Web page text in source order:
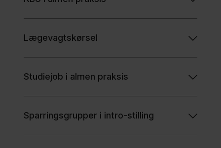
Lægevagtskørsel
Studiejob i almen praksis
Sparringsgrupper i intro-stilling